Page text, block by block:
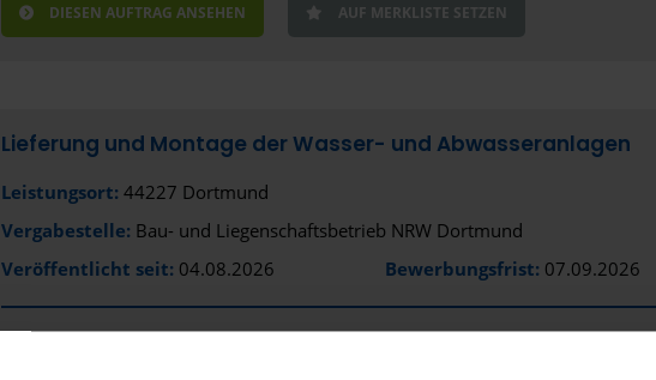
DIESEN AUFTRAG ANSEHEN AUF MERKLISTE SETZEN
Lieferung und Montage der Wasser- und Abwasseranlagen
Leistungsort: 44227 Dortmund
Vergabestelle: Bau- und Liegenschaftsbetrieb NRW Dortmund
Veröffentlicht seit: 04.08.2026 Bewerbungsfrist: 07.09.2026